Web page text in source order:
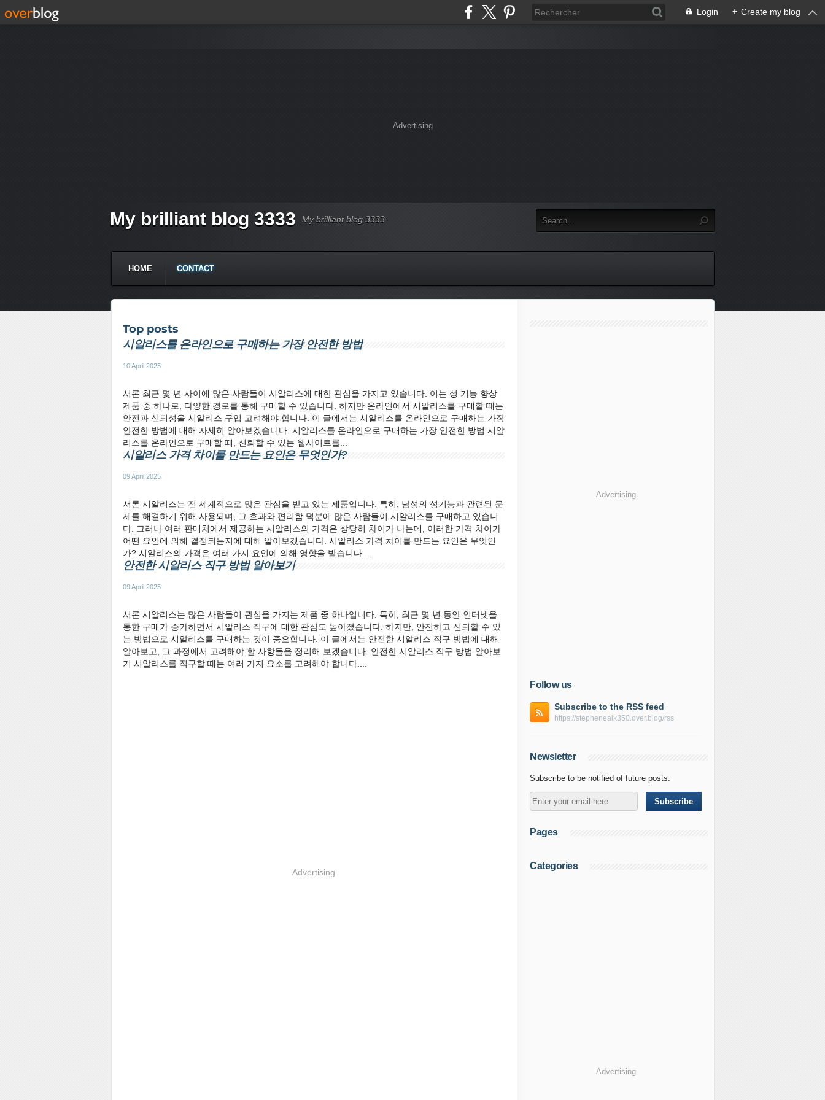
Login + Create my blog
Advertising
My brilliant blog 3333 My brilliant blog 3333
HOME CONTACT
Top posts
시알리스를 온라인으로 구매하는 가장 안전한 방법
10 April 2025
서론 최근 몇 년 사이에 많은 사람들이 시알리스에 대한 관심을 가지고 있습니다. 이는 성 기능 향상
제품 중 하나로, 다양한 경로를 통해 구매할 수 있습니다. 하지만 온라인에서 시알리스를 구매할 때는
안전과 신뢰성을 시알리스 구입 고려해야 합니다. 이 글에서는 시알리스를 온라인으로 구매하는 가장
안전한 방법에 대해 자세히 알아보겠습니다. 시알리스를 온라인으로 구매하는 가장 안전한 방법 시알
리스를 온라인으로 구매할 때, 신뢰할 수 있는 웹사이트를...
시알리스 가격 차이를 만드는 요인은 무엇인가?
09 April 2025
서론 시알리스는 전 세계적으로 많은 관심을 받고 있는 제품입니다. 특히, 남성의 성기능과 관련된 문
제를 해결하기 위해 사용되며, 그 효과와 편리함 덕분에 많은 사람들이 시알리스를 구매하고 있습니
다. 그러나 여러 판매처에서 제공하는 시알리스의 가격은 상당히 차이가 나는데, 이러한 가격 차이가
어떤 요인에 의해 결정되는지에 대해 알아보겠습니다. 시알리스 가격 차이를 만드는 요인은 무엇인
가? 시알리스의 가격은 여러 가지 요인에 의해 영향을 받습니다....
안전한 시알리스 직구 방법 알아보기
09 April 2025
서론 시알리스는 많은 사람들이 관심을 가지는 제품 중 하나입니다. 특히, 최근 몇 년 동안 인터넷을
통한 구매가 증가하면서 시알리스 직구에 대한 관심도 높아졌습니다. 하지만, 안전하고 신뢰할 수 있
는 방법으로 시알리스를 구매하는 것이 중요합니다. 이 글에서는 안전한 시알리스 직구 방법에 대해
알아보고, 그 과정에서 고려해야 할 사항들을 정리해 보겠습니다. 안전한 시알리스 직구 방법 알아보
기 시알리스를 직구할 때는 여러 가지 요소를 고려해야 합니다....
Advertising
Advertising
Follow us
Subscribe to the RSS feed
https://stepheneaix350.over.blog/rss
Newsletter
Subscribe to be notified of future posts.
Pages
Categories
Advertising